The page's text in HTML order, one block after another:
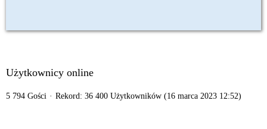
Użytkownicy online
5 794 Gości Rekord: 36 400 Użytkowników (16 marca 2023 12:52)